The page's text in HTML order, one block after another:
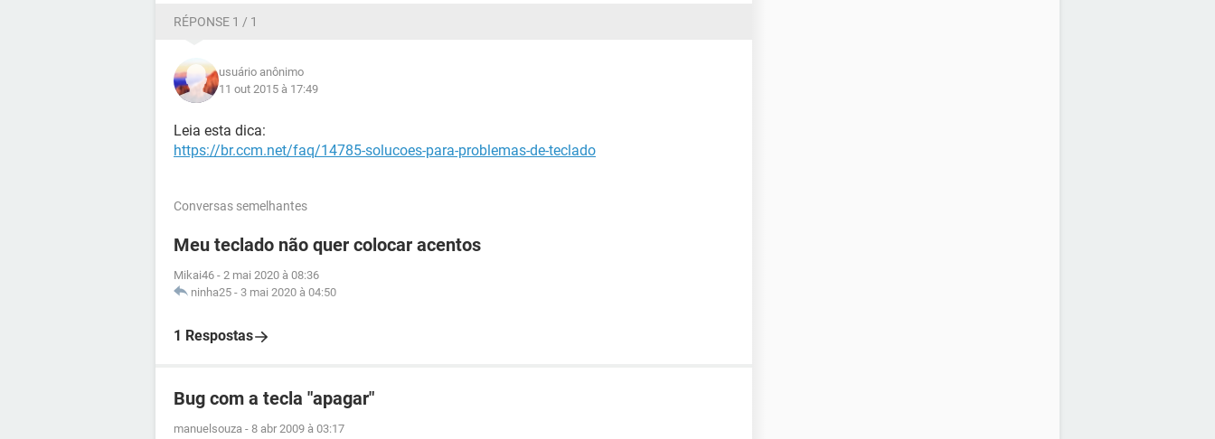
RÉPONSE 1 / 1
usuário anônimo
11 out 2015 à 17:49
Leia esta dica:
https://br.ccm.net/faq/14785-solucoes-para-problemas-de-teclado
Conversas semelhantes
Meu teclado não quer colocar acentos
Mikai46 - 2 mai 2020 à 08:36
ninha25 - 3 mai 2020 à 04:50
1 Respostas
Bug com a tecla "apagar"
manuelsouza - 8 abr 2009 à 03:17